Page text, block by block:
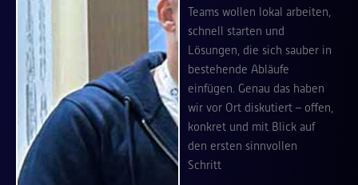
Teams wollen lokal arbeiten,
schnell starten und
Lösungen, die sich sauber in
bestehende Abläufe
einfügen. Genau das haben
wir vor Ort diskutiert – offen,
konkret und mit Blick auf
den ersten sinnvollen
Schritt